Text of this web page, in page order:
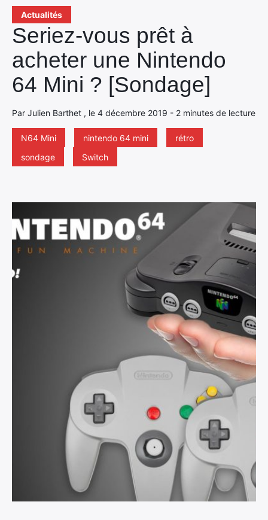
Actualités
Seriez-vous prêt à
acheter une Nintendo
64 Mini ? [Sondage]
Par Julien Barthet , le 4 décembre 2019 - 2 minutes de lecture
N64 Mini nintendo 64 mini
rétro
sondage
Switch